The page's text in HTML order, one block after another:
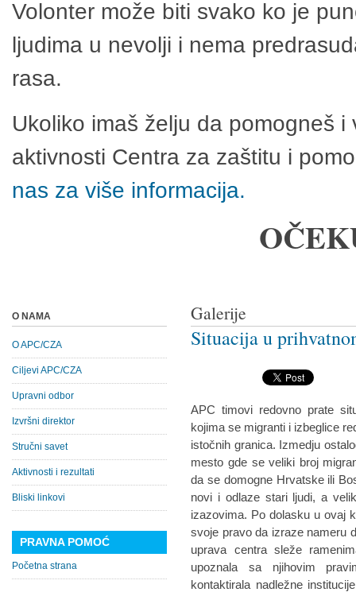
Volonter može biti svako ko je
ljudima u nevolji i nema
rasa.
Ukoliko imaš želju da pomogneš
aktivnosti Centra za zaštitu i
nas za više informacija.
Galerije
Situacija u
APC timovi redovno prate
kojima se migranti i izbeglice
istočnih granica. Izmedju
mesto gde se veliki broj
da se domogne Hrvatske ili
novi i odlaze stari ljudi, a
izazovima. Po dolasku u ovaj
svoje pravo da izraze nameru
uprava centra sleže
upoznala sa njihovim
kontaktirala nadležne
O NAMA
O APC/CZA
Ciljevi APC/CZA
Upravni odbor
Izvršni direktor
Stručni savet
Aktivnosti i rezultati
Bliski linkovi
PRAVNA POMOĆ
Početna strana